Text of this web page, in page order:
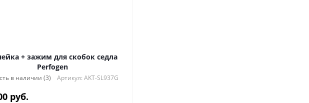
+ зажим для скобок седла
Perfogen
в наличии (3) Артикул: AKT-SL937G
руб.